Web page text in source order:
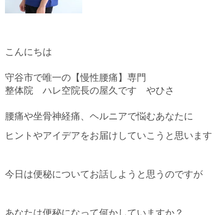
こんにちは
守谷市で唯一の【慢性腰痛】専門
整体院 ハレ空院長の屋久です やひさ
腰痛や坐骨神経痛、ヘルニアで悩むあなたに
ヒントやアイデアをお届けしていこうと思います
今日は便秘についてお話しようと思うのですが